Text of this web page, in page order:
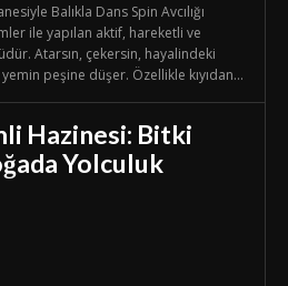
Balıkla Dans Spin Avcılığı
ile yapılan aktif, hareketli ve
Atarsın, çekersin, hayalindeki
peşine düşer. Özellikle kıyıdan...
Hazinesi: Bitki
Yolculuk